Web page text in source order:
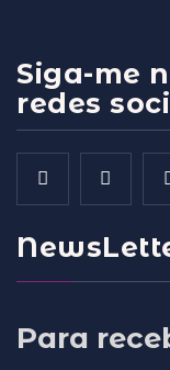
Siga-me
redes
Para